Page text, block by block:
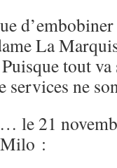
d’embobiner
La
tout
services ne
le 21
: